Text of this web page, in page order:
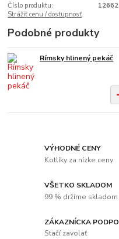
Číslo produktu:
12662
Strážiť cenu / dostupnosť
Podobné produkty
Rímsky hlinený pekáč
VÝHODNÉ CENY
Kotlíky za nízke ceny
VŠETKO SKLADOM
99 % držíme skladom
ZÁKAZNÍCKA
Stačí zavolať